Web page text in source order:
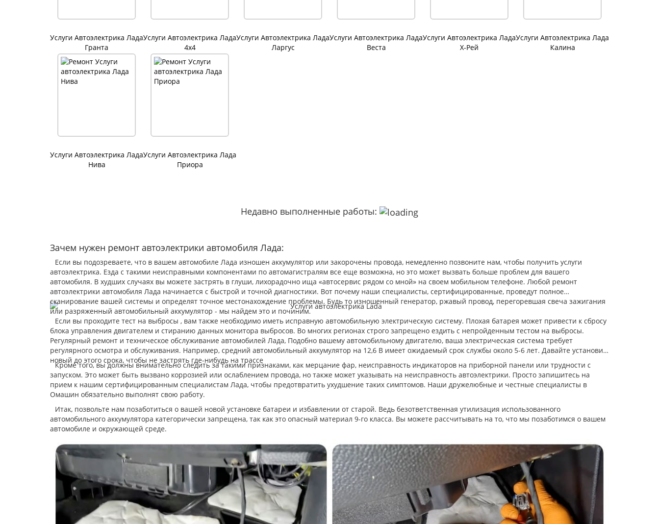
Услуги Автоэлектрика Лада
Гранта
Услуги Автоэлектрика Лада
4х4
Услуги Автоэлектрика Лада
Ларгус
Услуги Автоэлектрика Лада
Веста
Услуги Автоэлектрика Лада
Х-Рей
Услуги Автоэлектрика Лада
Калина
Услуги Автоэлектрика Лада
Нива
Услуги Автоэлектрика Лада
Приора
Недавно выполненные работы:
Зачем нужен ремонт автоэлектрики автомобиля Лада:
Если вы подозреваете, что в вашем автомобиле Лада изношен аккумулятор или закорочены провода, немедленно позвоните нам, чтобы получить услуги
автоэлектрика. Езда с такими неисправными компонентами по автомагистралям все еще возможна, но это может вызвать больше проблем для вашего
автомобиля. В худших случаях вы можете застрять в глуши, лихорадочно ища «автосервис рядом со мной» на своем мобильном телефоне. Любой ремонт
автоэлектрики автомобиля Лада начинается с быстрой и точной диагностики. Вот почему наши специалисты, сертифицированные, проведут полное
сканирование вашей системы и определят точное местонахождение проблемы. Будь то изношенный генератор, ржавый провод, перегоревшая свеча зажигания
или разряженный автомобильный аккумулятор - мы найдем это и починим.
Если вы проходите тест на выбросы , вам также необходимо иметь исправную автомобильную электрическую систему. Плохая батарея может привести к сбросу
блока управления двигателем и стиранию данных монитора выбросов. Во многих регионах строго запрещено ездить с непройденным тестом на выбросы.
Регулярный ремонт и техническое обслуживание автомобилей Лада, Подобно вашему автомобильному двигателю, ваша электрическая система требует
регулярного осмотра и обслуживания. Например, средний автомобильный аккумулятор на 12,6 В имеет ожидаемый срок службы около 5-6 лет. Давайте установим
новый до этого срока, чтобы не застрять где-нибудь на трассе
Кроме того, вы должны внимательно следить за такими признаками, как мерцание фар, неисправность индикаторов на приборной панели или трудности с
запуском. Это может быть вызвано коррозией или ослаблением провода, но также может указывать на неисправность автоэлектрики. Просто запишитесь на
прием к нашим сертифицированным специалистам Лада, чтобы предотвратить ухудшение таких симптомов. Наши дружелюбные и честные специалисты в
Омашин обязательно выполнят свою работу.
Итак, позвольте нам позаботиться о вашей новой установке батареи и избавлении от старой. Ведь безответственная утилизация использованного
автомобильного аккумулятора категорически запрещена, так как это опасный материал 9-го класса. Вы можете рассчитывать на то, что мы позаботимся о вашем
автомобиле и окружающей среде.